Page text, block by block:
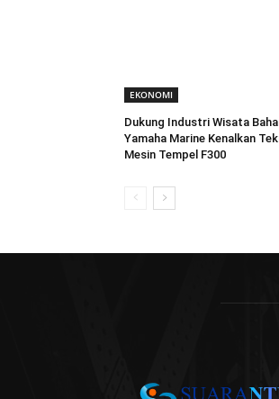
EKONOMI
Dukung Industri Wisata
Yamaha Marine Kenalkan
Mesin Tempel F300